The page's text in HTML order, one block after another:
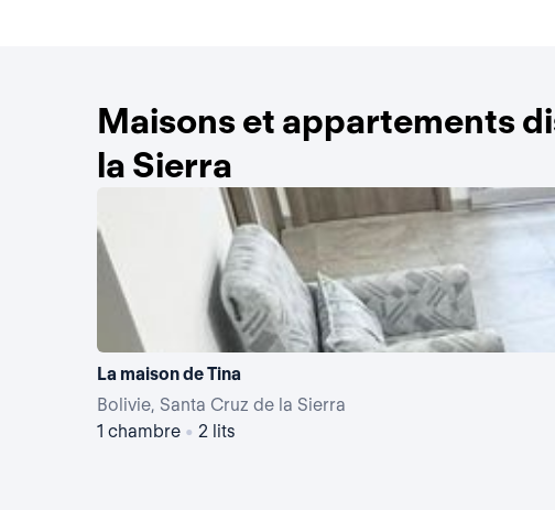
Maisons et appartements
la Sierra
La maison de Tina
Bolivie, Santa Cruz de la Sierra
1 chambre • 2 lits